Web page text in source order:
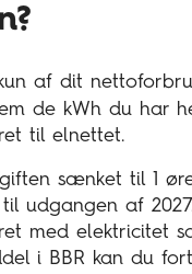
af dit
de kWh du har
til elnettet.
sænket til 1
udgangen af
med elektricitet
i BBR kan du